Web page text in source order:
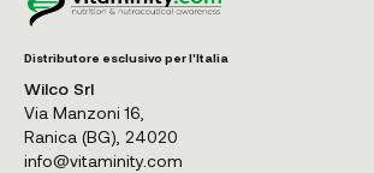
Distributore esclusivo per l'Italia
Wilco Srl
Via Manzoni 16,
Ranica (BG), 24020
info@vitaminity.com